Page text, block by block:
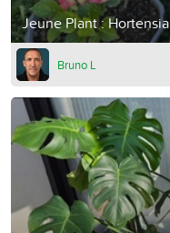
Jeune Plant : Hortensia
Bruno L